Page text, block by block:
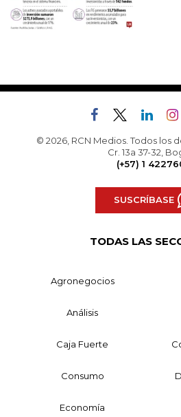
© 2026, RCN Medios. Todos los
Cr. 13a 37-32,
(+57) 1
SUSCRÍBASE
TODAS LAS
Agronegocios
Análisis
Caja Fuerte
Consumo
Economía